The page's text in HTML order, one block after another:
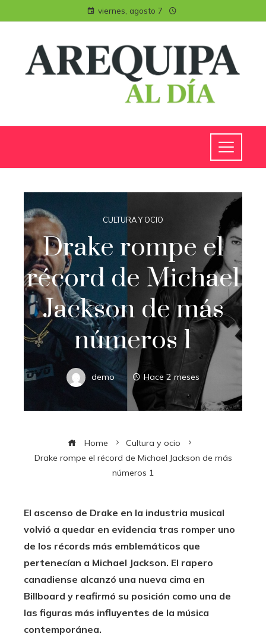
viernes, agosto 7
CULTURA Y OCIO
Drake rompe el
récord de Michael
Jackson de más
números 1
demo Hace 2 meses
Home
Cultura y ocio
Drake rompe el récord de Michael Jackson de más
números 1
El ascenso de Drake en la industria musical
volvió a quedar en evidencia tras romper uno
de los récords más emblemáticos que
pertenecían a Michael Jackson. El rapero
canadiense alcanzó una nueva cima en
Billboard y reafirmó su posición como una de
las figuras más influyentes de la música
contemporánea.